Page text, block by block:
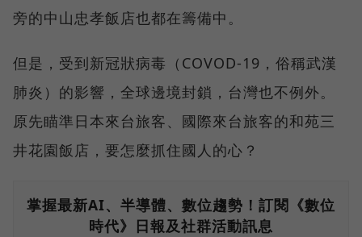
旁的中山忠孝飯店也都在籌備中。
但是，受到新冠狀病毒（COVOD-19，俗稱武漢
肺炎）的影響，全球邊境封鎖，台灣也不例外。
原先瞄準日本來台旅客、國際來台旅客的和苑三
井花園飯店，要怎麼抓住國人的心？
掌握最新AI、半導體、數位趨勢！訂閱《數位
時代》日報及社群活動訊息